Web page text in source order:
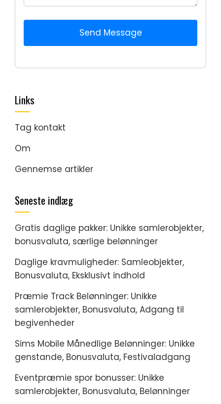
Send Message
Links
Tag kontakt
Om
Gennemse artikler
Seneste indlæg
Gratis daglige pakker: Unikke samlerobjekter,
bonusvaluta, særlige belønninger
Daglige kravmuligheder: Samleobjekter,
Bonusvaluta, Eksklusivt indhold
Præmie Track Belønninger: Unikke
samlerobjekter, Bonusvaluta, Adgang til
begivenheder
Sims Mobile Månedlige Belønninger: Unikke
genstande, Bonusvaluta, Festivaladgang
Eventpræmie spor bonusser: Unikke
samlerobjekter, Bonusvaluta, Belønninger